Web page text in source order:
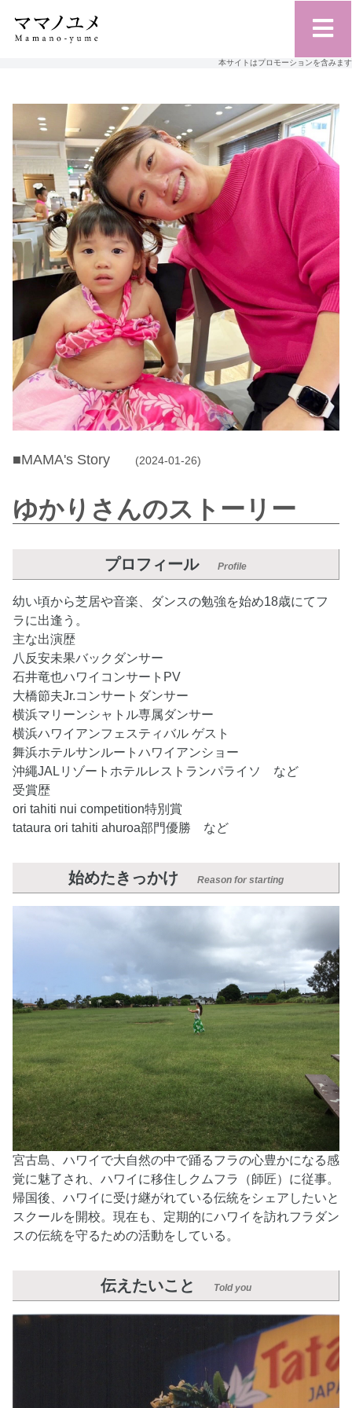
本サイトはプロモーションを含みます
■MAMA's Story (2024-01-26)
ゆかりさんのストーリー
プロフィール Profile
幼い頃から芝居や音楽、ダンスの勉強を始め18歳にてフ
ラに出逢う。
主な出演歴
八反安未果バックダンサー
石井竜也ハワイコンサートPV
大橋節夫Jr.コンサートダンサー
横浜マリーンシャトル専属ダンサー
横浜ハワイアンフェスティバル ゲスト
舞浜ホテルサンルートハワイアンショー
沖繩JALリゾートホテルレストランパライソ など
受賞歴
ori tahiti nui competition特別賞
tataura ori tahiti ahuroa部門優勝 など
始めたきっかけ Reason for starting
宮古島、ハワイで大自然の中で踊るフラの心豊かになる感
覚に魅了され、ハワイに移住しクムフラ（師匠）に従事。
帰国後、ハワイに受け継がれている伝統をシェアしたいと
スクールを開校。現在も、定期的にハワイを訪れフラダン
スの伝統を守るための活動をしている。
伝えたいこと Told you